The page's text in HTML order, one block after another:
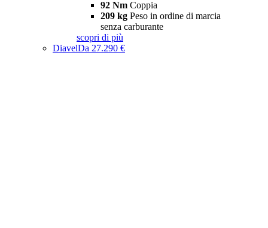
92 Nm Coppia
209 kg Peso in ordine di marcia
senza carburante
scopri di più
DiavelDa 27.290 €